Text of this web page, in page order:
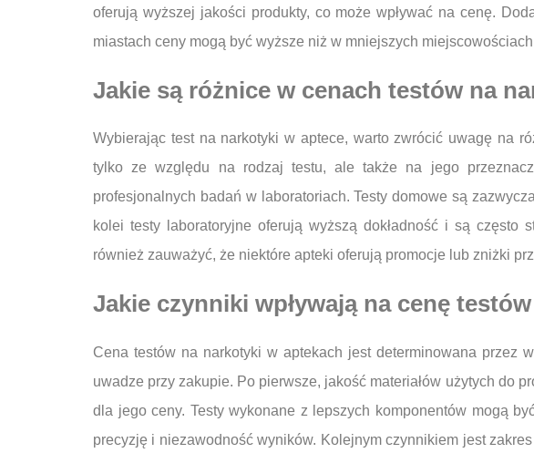
oferują wyższej jakości produkty, co może wpływać na cenę.
miastach ceny mogą być wyższe niż w mniejszych
Jakie są różnice w cenach testów na
Wybierając test na narkotyki w aptece, warto zwrócić uwagę na
tylko ze względu na rodzaj testu, ale także na jego
profesjonalnych badań w laboratoriach. Testy domowe są
kolei testy laboratoryjne oferują wyższą dokładność i są często
również zauważyć, że niektóre apteki oferują promocje lub zniżki
Jakie czynniki wpływają na cenę
Cena testów na narkotyki w aptekach jest determinowana przez
uwadze przy zakupie. Po pierwsze, jakość materiałów użytych do
dla jego ceny. Testy wykonane z lepszych komponentów mogą
precyzję i niezawodność wyników. Kolejnym czynnikiem jest